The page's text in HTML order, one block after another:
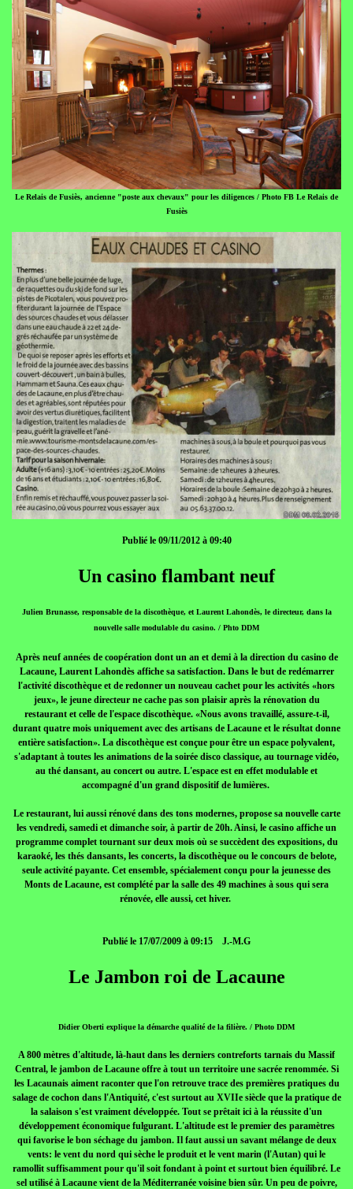
Le Relais de Fusiès, ancienne "poste aux chevaux" pour les diligences / Photo FB Le Relais de
Fusiès
Publié le 09/11/2012 à 09:40
Un casino flambant neuf
Julien Brunasse, responsable de la discothèque, et Laurent Lahondès, le directeur, dans la
nouvelle salle modulable du casino. / Phto DDM
Après neuf années de coopération dont un an et demi à la direction du casino de
Lacaune, Laurent Lahondès affiche sa satisfaction. Dans le but de redémarrer
l'activité discothèque et de redonner un nouveau cachet pour les activités «hors
jeux», le jeune directeur ne cache pas son plaisir après la rénovation du
restaurant et celle de l'espace discothèque. «Nous avons travaillé, assure-t-il,
durant quatre mois uniquement avec des artisans de Lacaune et le résultat donne
entière satisfaction». La discothèque est conçue pour être un espace polyvalent,
s'adaptant à toutes les animations de la soirée disco classique, au tournage vidéo,
au thé dansant, au concert ou autre. L'espace est en effet modulable et
accompagné d'un grand dispositif de lumières.
Le restaurant, lui aussi rénové dans des tons modernes, propose sa nouvelle carte
les vendredi, samedi et dimanche soir, à partir de 20h. Ainsi, le casino affiche un
programme complet tournant sur deux mois où se succèdent des expositions, du
karaoké, les thés dansants, les concerts, la discothèque ou le concours de belote,
seule activité payante. Cet ensemble, spécialement conçu pour la jeunesse des
Monts de Lacaune, est complété par la salle des 49 machines à sous qui sera
rénovée, elle aussi, cet hiver.
Publié le 17/07/2009 à 09:15 J.-M.G
Le Jambon roi de Lacaune
Didier Oberti explique la démarche qualité de la filière. / Photo DDM
A 800 mètres d'altitude, là-haut dans les derniers contreforts tarnais du Massif
Central, le jambon de Lacaune offre à tout un territoire une sacrée renommée. Si
les Lacaunais aiment raconter que l'on retrouve trace des premières pratiques du
salage de cochon dans l'Antiquité, c'est surtout au XVIIe siècle que la pratique de
la salaison s'est vraiment développée. Tout se prêtait ici à la réussite d'un
développement économique fulgurant. L'altitude est le premier des paramètres
qui favorise le bon séchage du jambon. Il faut aussi un savant mélange de deux
vents: le vent du nord qui sèche le produit et le vent marin (l'Autan) qui le
ramollit suffisamment pour qu'il soit fondant à point et surtout bien équilibré. Le
sel utilisé à Lacaune vient de la Méditerranée voisine bien sûr. Un peu de poivre,